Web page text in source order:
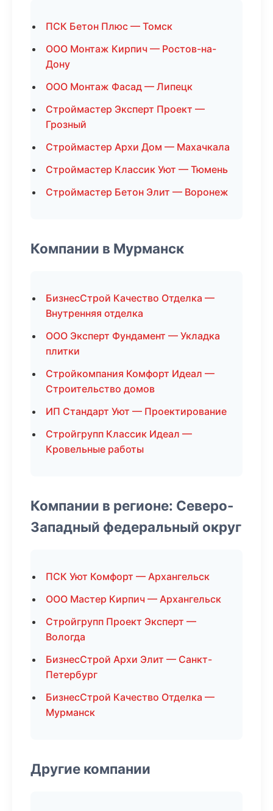
ПСК Бетон Плюс — Томск
ООО Монтаж Кирпич — Ростов-на-
Дону
ООО Монтаж Фасад — Липецк
Строймастер Эксперт Проект —
Грозный
Строймастер Архи Дом — Махачкала
Строймастер Классик Уют — Тюмень
Строймастер Бетон Элит — Воронеж
Компании в Мурманск
БизнесСтрой Качество Отделка —
Внутренняя отделка
ООО Эксперт Фундамент — Укладка
плитки
Стройкомпания Комфорт Идеал —
Строительство домов
ИП Стандарт Уют — Проектирование
Стройгрупп Классик Идеал —
Кровельные работы
Компании в регионе: Северо-
Западный федеральный округ
ПСК Уют Комфорт — Архангельск
ООО Мастер Кирпич — Архангельск
Стройгрупп Проект Эксперт —
Вологда
БизнесСтрой Архи Элит — Санкт-
Петербург
БизнесСтрой Качество Отделка —
Мурманск
Другие компании